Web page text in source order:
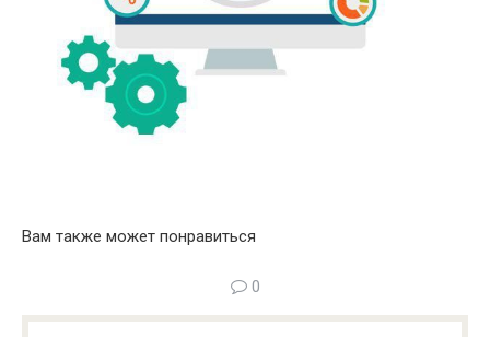
Вам также может понравиться
0